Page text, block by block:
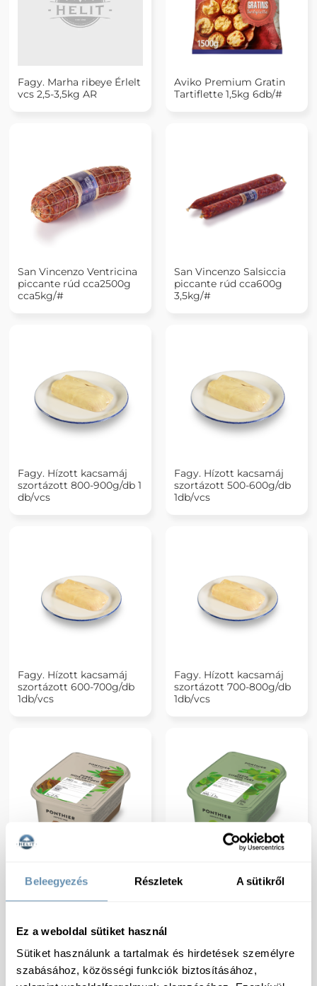
Beleegyezés Részletek A sütikről
Ez a weboldal sütiket használ
Sütiket használunk a tartalmak és hirdetések személyre
szabásához, közösségi funkciók biztosításához,
Fagy. Marha ribeye Érlelt
vcs 2,5-3,5kg AR
Aviko Premium Gratin
Tartiflette 1,5kg 6db/#
San Vincenzo Ventricina
piccante rúd cca2500g
cca5kg/#
San Vincenzo Salsiccia
piccante rúd cca600g
3,5kg/#
Fagy. Hízott kacsamáj
szortázott 800-900g/db 1
db/vcs
Fagy. Hízott kacsamáj
szortázott 500-600g/db
1db/vcs
Fagy. Hízott kacsamáj
szortázott 600-700g/db
1db/vcs
Fagy. Hízott kacsamáj
szortázott 700-800g/db
1db/vcs
Ponthier Fagy.
kókuszpüré 1kg 6db/#
100% GYT
Ponthier Fagy. granulált
limehéj 500g 6db/# 100%